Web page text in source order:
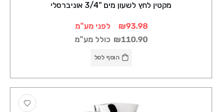
מקטין לחץ לשעון מים "3/4 אוניברסלי
₪93.98
לפני מע"מ
₪110.90 כולל מע"מ
הוסף לסל